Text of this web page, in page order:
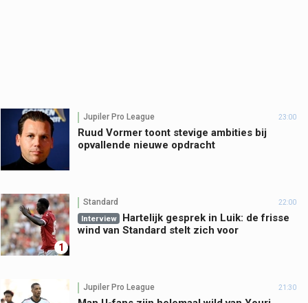
Jupiler Pro League 23:00
Ruud Vormer toont stevige ambities bij
opvallende nieuwe opdracht
1
Standard 22:00
Interview
Hartelijk gesprek in Luik: de frisse
wind van Standard stelt zich voor
Jupiler Pro League 21:30